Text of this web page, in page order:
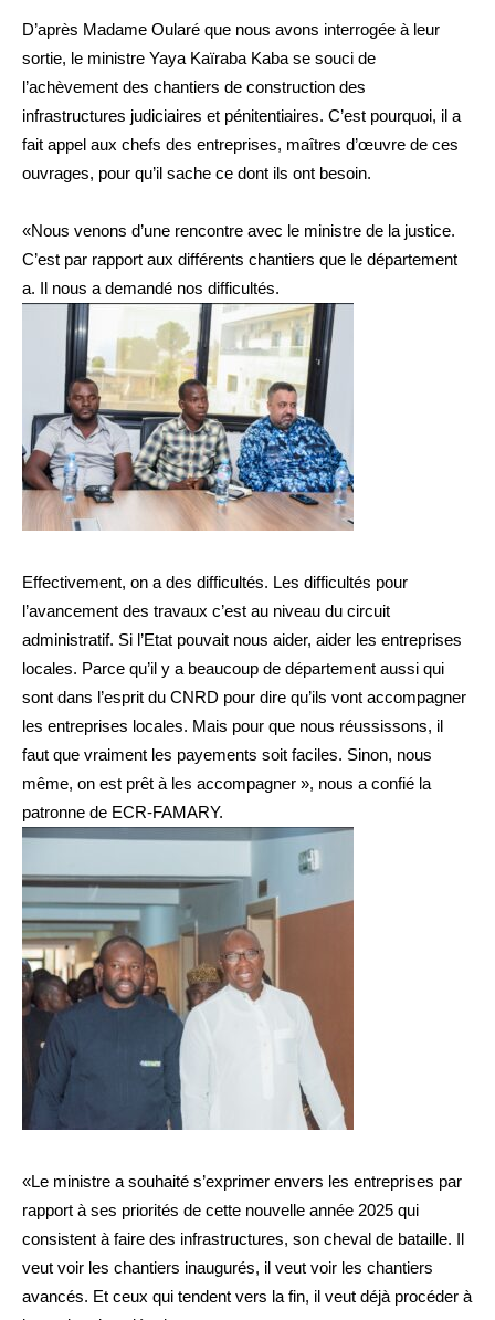
D’après Madame Oularé que nous avons interrogée à leur
sortie, le ministre Yaya Kaïraba Kaba se souci de
l’achèvement des chantiers de construction des
infrastructures judiciaires et pénitentiaires. C’est pourquoi, il a
fait appel aux chefs des entreprises, maîtres d’œuvre de ces
ouvrages, pour qu’il sache ce dont ils ont besoin.
«Nous venons d’une rencontre avec le ministre de la justice.
C’est par rapport aux différents chantiers que le département
a. Il nous a demandé nos difficultés.
Effectivement, on a des difficultés. Les difficultés pour
l’avancement des travaux c’est au niveau du circuit
administratif. Si l’Etat pouvait nous aider, aider les entreprises
locales. Parce qu’il y a beaucoup de département aussi qui
sont dans l’esprit du CNRD pour dire qu’ils vont accompagner
les entreprises locales. Mais pour que nous réussissons, il
faut que vraiment les payements soit faciles. Sinon, nous
même, on est prêt à les accompagner », nous a confié la
patronne de ECR-FAMARY.
«Le ministre a souhaité s’exprimer envers les entreprises par
rapport à ses priorités de cette nouvelle année 2025 qui
consistent à faire des infrastructures, son cheval de bataille. Il
veut voir les chantiers inaugurés, il veut voir les chantiers
avancés. Et ceux qui tendent vers la fin, il veut déjà procéder à